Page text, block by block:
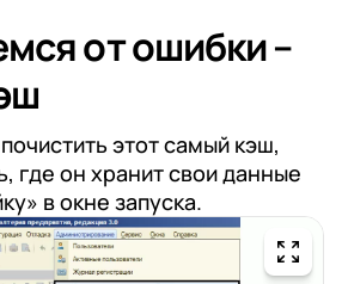
от ошибки –
этот самый кэш,
где он хранит свои данные
в окне запуска.